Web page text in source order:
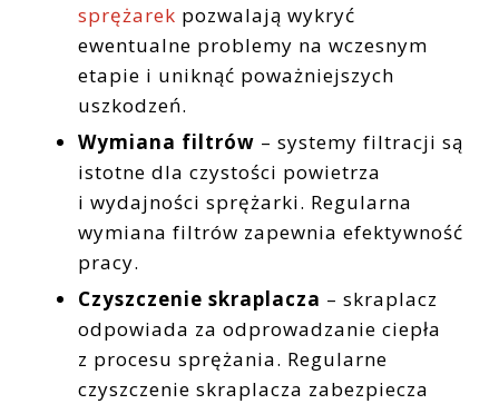
sprężarek pozwalają wykryć
ewentualne problemy na wczesnym
etapie i uniknąć poważniejszych
uszkodzeń.
Wymiana filtrów – systemy filtracji są
istotne dla czystości powietrza
i wydajności sprężarki. Regularna
wymiana filtrów zapewnia efektywność
pracy.
Czyszczenie skraplacza – skraplacz
odpowiada za odprowadzanie ciepła
z procesu sprężania. Regularne
czyszczenie skraplacza zabezpiecza